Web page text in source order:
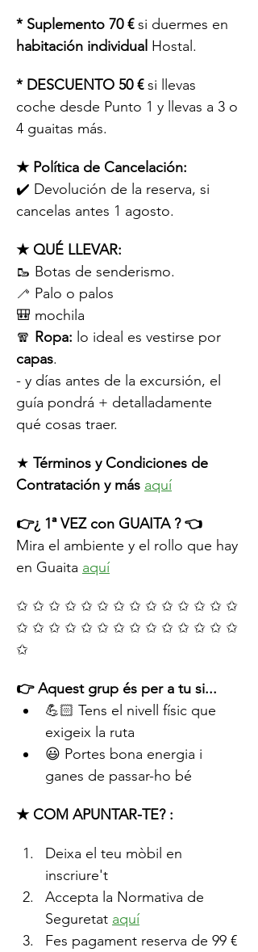
* Suplemento 70 € si duermes en
habitación individual Hostal.
* DESCUENTO 50 € si llevas
coche desde Punto 1 y llevas a 3 o
4 guaitas más.
★ Política de Cancelación:
✔️ Devolución de la reserva, si
cancelas antes 1 agosto.
★ QUÉ LLEVAR:
🥾 Botas de senderismo.
🦯 Palo o palos
🎒 mochila
🧣 Ropa: lo ideal es vestirse por
capas.
- y días antes de la excursión, el
guía pondrá + detalladamente
qué cosas traer.
★ Términos y Condiciones de
Contratación y más aquí
👉¿ 1ª VEZ con GUAITA ? 👈
Mira el ambiente y el rollo que hay
en Guaita aquí
✩ ✩ ✩ ✩ ✩ ✩ ✩ ✩ ✩ ✩ ✩ ✩ ✩ ✩
✩ ✩ ✩ ✩ ✩ ✩ ✩ ✩ ✩ ✩ ✩ ✩ ✩ ✩
✩
👉 Aquest grup és per a tu si...
💪🏻 Tens el nivell físic que
exigeix ​​la ruta
😃 Portes bona energia i
ganes de passar-ho bé
★ COM APUNTAR-TE? :
Deixa el teu mòbil en
inscriure't
Accepta la Normativa de
Seguretat aquí
Fes pagament reserva de 99 €